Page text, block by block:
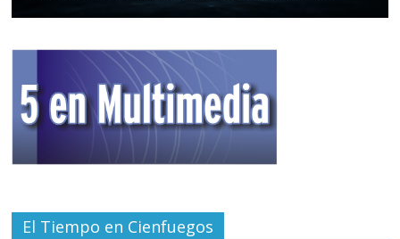
El Tiempo en Cienfuegos